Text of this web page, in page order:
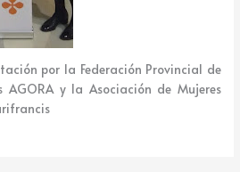
por la Federación Provincial de
AGORA y la Asociación de Mujeres